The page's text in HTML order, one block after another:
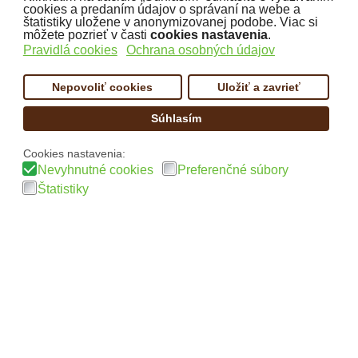
cookies a predaním údajov o správaní na webe a
štatistiky uložene v anonymizovanej podobe. Viac si
môžete pozrieť v časti cookies nastavenia.
Pravidlá cookies
Ochrana osobných údajov
Nepovoliť cookies Uložiť a zavrieť
Súhlasím
Cookies nastavenia:
Nevyhnutné cookies
Preferenčné súbory
Štatistiky
Nájdete nás aj na
Podporujeme platby: